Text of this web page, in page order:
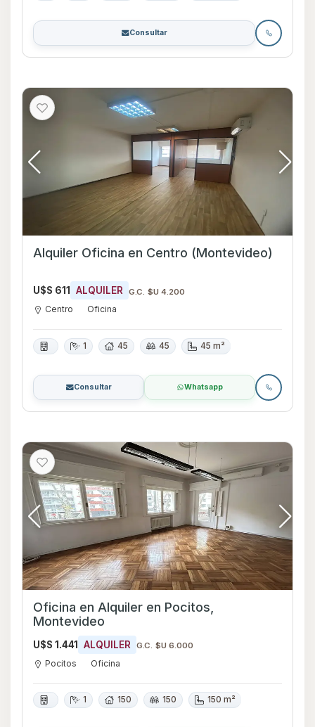
Consultar
Alquiler Oficina en Centro (Montevideo)
U$S 611 ALQUILER G.C. $U 4.200
Centro Oficina
1 45 45 45 m²
Consultar Whatsapp
Oficina en Alquiler en Pocitos,
Montevideo
U$S 1.441 ALQUILER G.C. $U 6.000
Pocitos Oficina
1 150 150 150 m²